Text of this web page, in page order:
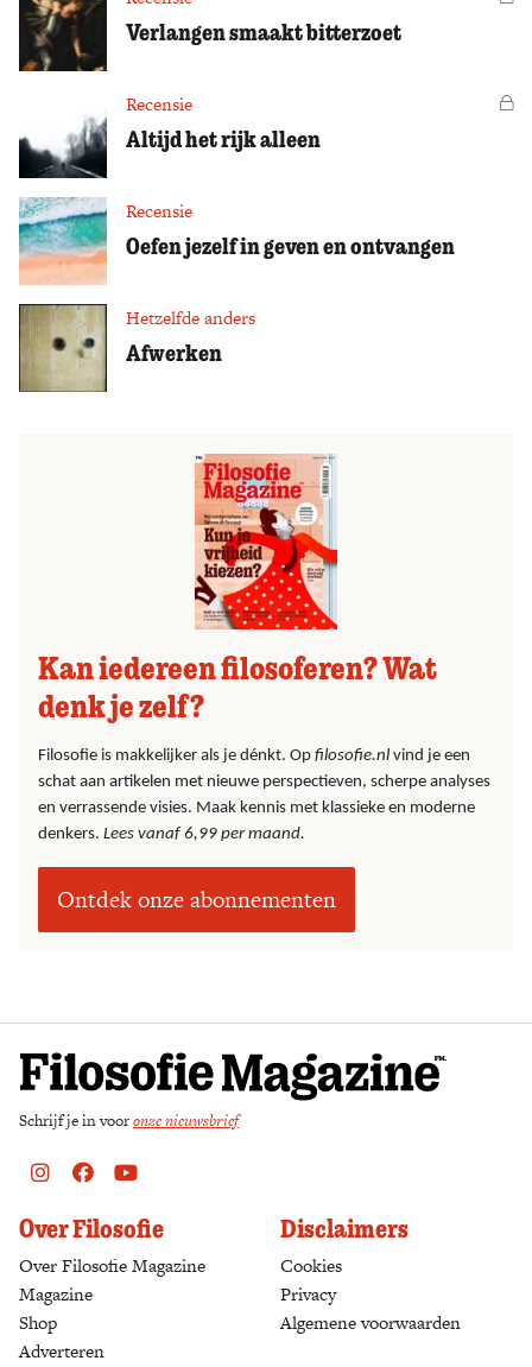
Verlangen smaakt bitterzoet
Recensie
Altijd het rijk alleen
Recensie
Oefen jezelf in geven en ontvangen
Hetzelfde anders
Afwerken
Kan iedereen filosoferen? Wat
denk je zelf?
Filosofie is makkelijker als je dénkt. Op filosofie.nl vind je een
schat aan artikelen met nieuwe perspectieven, scherpe analyses
en verrassende visies. Maak kennis met klassieke en moderne
denkers. Lees vanaf 6,99 per maand.
Ontdek onze abonnementen
Schrijf je in vooronze nieuwsbrief
Instagram
FacebookYoutube
Over Filosofie
Over Filosofie Magazine
Magazine
Shop
Adverteren
Disclaimers
Cookies
Privacy
Algemene voorwaarden